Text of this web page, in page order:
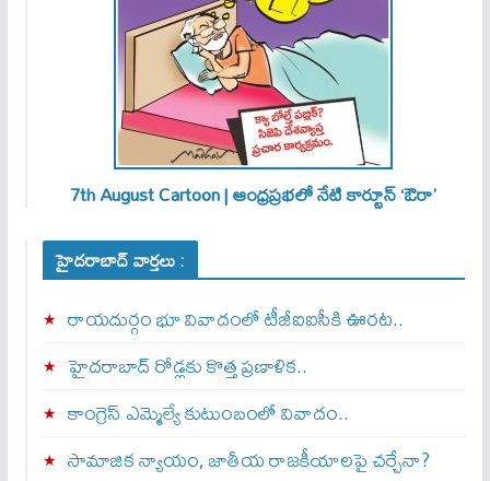
7th August Cartoon | ఆంధ్రప్రభలో నేటి కార్టూన్ ‘ఔరా’
హైదరాబాద్ వార్తలు :
రాయదుర్గం భూ వివాదంలో టీజీఐఐసీకి ఊరట..
హైదరాబాద్ రోడ్లకు కొత్త ప్రణాళిక..
కాంగ్రెస్ ఎమ్మెల్యే కుటుంబంలో వివాదం..
సామాజిక న్యాయం, జాతీయ రాజకీయాలపై చర్చేనా?